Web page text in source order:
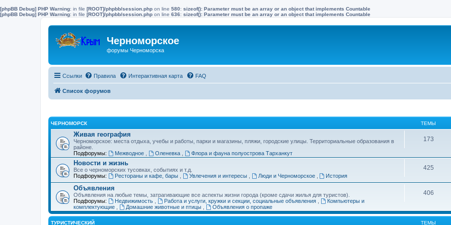
[phpBB Debug] PHP Warning: in file [ROOT]/phpbb/session.php on line 580: sizeof(): Parameter must be an array or an object that implements Countable
[phpBB Debug] PHP Warning: in file [ROOT]/phpbb/session.php on line 636: sizeof(): Parameter must be an array or an object that implements Countable
Черноморское
форумы Черноморска
Ссылки Правила Интерактивная карта FAQ
Список форумов
ЧЕРНОМОРСК ТЕМЫ
Живая география
Черноморское: места отдыха, учебы и работы, парки и магазины, пляжи, городские улицы. Территориальные образования в
районе.
Подфорумы:
Межводное Оленевка Флора и фауна полуострова Тарханкут
173
Новости и жизнь
Все о черноморских тусовках, событиях и т.д.
Подфорумы:
Рестораны и кафе, бары Увлечения и интересы Люди и Черноморское История
425
Объявления
Объявления на любые темы, затрагивающие все аспекты жизни города (кроме сдачи жилья для туристов).
Подфорумы:
Недвижимость Работа и услуги, кружки и секции, социальные объявления
Компьютеры и
комплектующие
Домашние животные и птицы Объявления о пропаже
406
ТУРИСТИЧЕСКИЙ ТЕМЫ